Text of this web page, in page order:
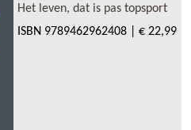
Het leven, dat is pas topsport
ISBN 9789462962408 € 22,99